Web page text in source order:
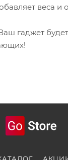
веса
гаджет